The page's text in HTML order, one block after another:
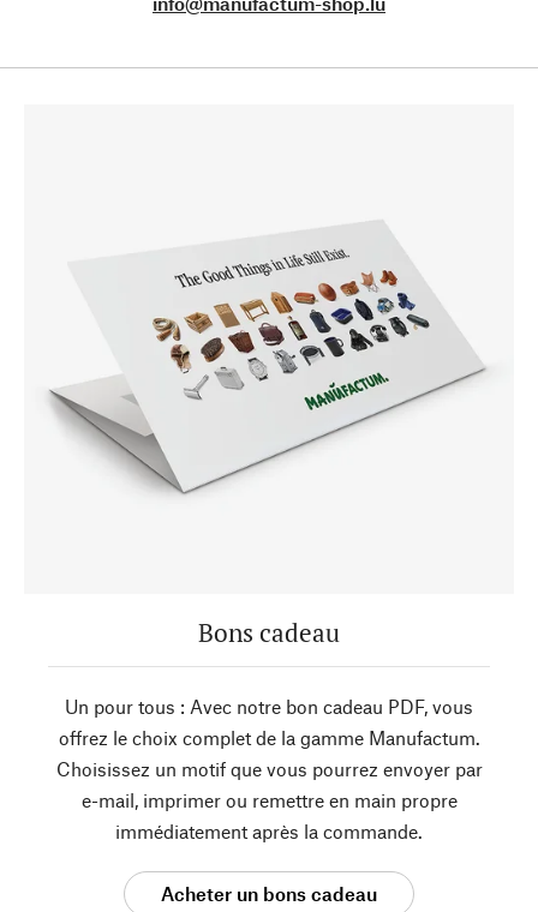
Bons cadeau
Un pour tous : Avec notre bon cadeau PDF, vous
offrez le choix complet de la gamme Manufactum.
Choisissez un motif que vous pourrez envoyer par
e-mail, imprimer ou remettre en main propre
immédiatement après la commande.
Acheter un bons cadeau